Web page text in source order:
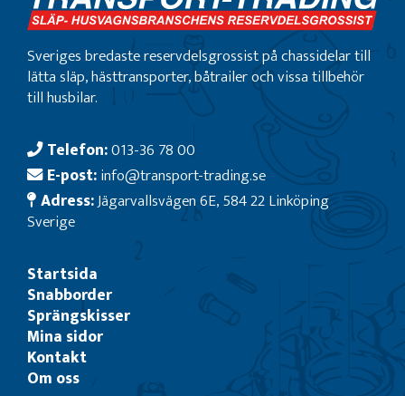
Sveriges bredaste reservdelsgrossist på chassidelar till
lätta släp, hästtransporter, båtrailer och vissa tillbehör
till husbilar.
Telefon:013-36 78 00
E-post:info@transport-trading.se
Adress:Jägarvallsvägen 6E, 584 22 Linköping
Sverige
Startsida
Snabborder
Sprängskisser
Mina sidor
Kontakt
Om oss